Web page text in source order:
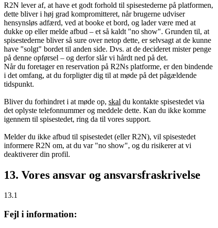
R2N lever af, at have et godt forhold til spisestederne på platformen,
dette bliver i høj grad kompromitteret, når brugerne udviser
hensynsløs adfærd, ved at booke et bord, og lader være med at
dukke op eller melde afbud – et så kaldt "no show". Grunden til, at
spisestederne bliver så sure over netop dette, er selvsagt at de kunne
have "solgt" bordet til anden side. Dvs. at de decideret mister penge
på denne opførsel – og derfor slår vi hårdt ned på det.
Når du foretager en reservation på R2Ns platforme, er den bindende
i det omfang, at du forpligter dig til at møde på det pågældende
tidspunkt.
Bliver du forhindret i at møde op, skal du kontakte spisestedet via
det oplyste telefonnummer og meddele dette. Kan du ikke komme
igennem til spisestedet, ring da til vores support.
Melder du ikke afbud til spisestedet (eller R2N), vil spisestedet
informere R2N om, at du var "no show", og du risikerer at vi
deaktiverer din profil.
13. Vores ansvar og ansvarsfraskrivelse
13.1
Fejl i information: